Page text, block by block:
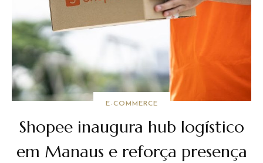
E-COMMERCE
Shopee inaugura hub logístico
em Manaus e reforça presença